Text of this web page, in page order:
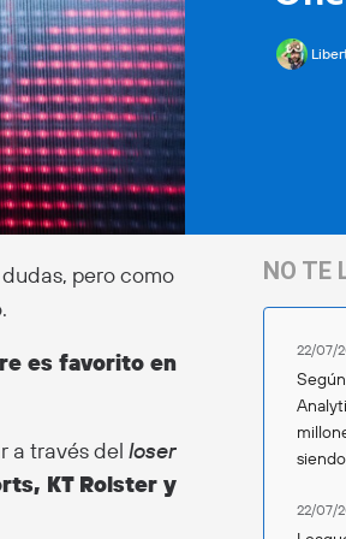
pero como
es favorito en
a través del loser
KT Rolster y
NO TE
22/07/
22/07/